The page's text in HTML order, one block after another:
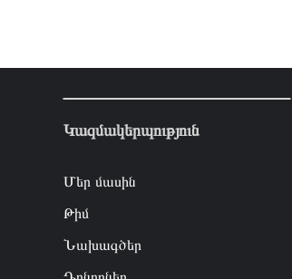
Կազմակերպություն
Մեր մասին
Թիմ
Նախագծեր